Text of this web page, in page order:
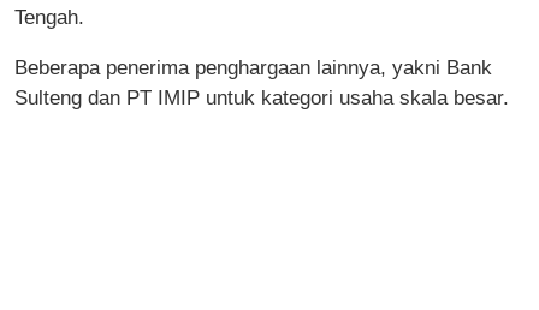
Tengah.
Beberapa penerima penghargaan lainnya, yakni Bank
Sulteng dan PT IMIP untuk kategori usaha skala besar.